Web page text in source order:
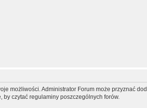
możliwości. Administrator Forum może przyznać
czytać regulaminy poszczególnych forów.